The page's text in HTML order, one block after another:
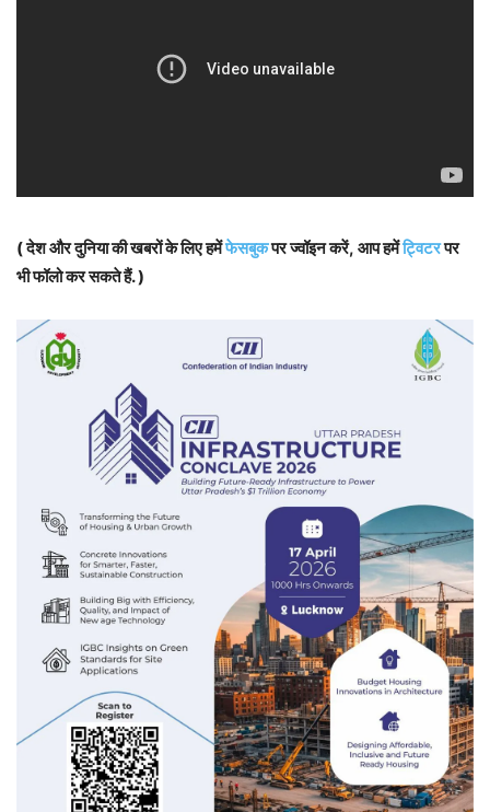
( देश और दुनिया की खबरों के लिए हमेंफेसबुकपर ज्वॉइन करें, आप हमेंट्विटरपर
भी फॉलो कर सकते हैं. )